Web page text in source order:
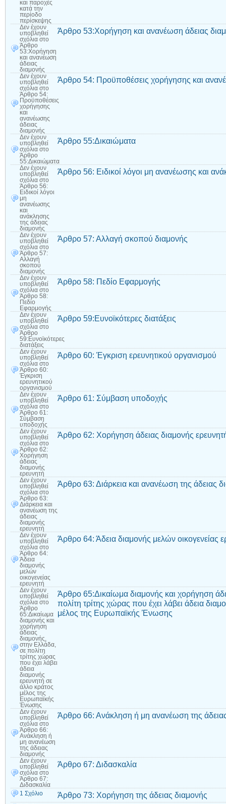
και παροχές
κατά την
περίοδο
περίσκεψης
Δεν έχουν
υποβληθεί
σχόλια στο
Άρθρο
53:Χορήγηση
και ανανέωση
άδειας
διαμονής
Άρθρο 53:Χορήγηση και ανανέωση άδειας
Δεν έχουν
υποβληθεί
σχόλια στο
Άρθρο 54:
Προϋποθέσεις
χορήγησης
και
ανανέωσης
άδειας
διαμονής
Άρθρο 54: Προϋποθέσεις χορήγησης και
Δεν έχουν
υποβληθεί
σχόλια στο
Άρθρο
55:Δικαιώματα
Άρθρο 55:Δικαιώματα
Δεν έχουν
υποβληθεί
σχόλια στο
Άρθρο 56:
Ειδικοί λόγοι
μη
ανανέωσης
και
ανάκλησης
της άδειας
διαμονής
Άρθρο 56: Ειδικοί λόγοι μη ανανέωσης και
Δεν έχουν
υποβληθεί
σχόλια στο
Άρθρο 57:
Αλλαγή
σκοπού
διαμονής
Άρθρο 57: Αλλαγή σκοπού διαμονής
Δεν έχουν
υποβληθεί
σχόλια στο
Άρθρο 58:
Πεδίο
Εφαρμογής
Άρθρο 58: Πεδίο Εφαρμογής
Δεν έχουν
υποβληθεί
σχόλια στο
Άρθρο
59:Ευνοϊκότερες
διατάξεις
Άρθρο 59:Ευνοϊκότερες διατάξεις
Δεν έχουν
υποβληθεί
σχόλια στο
Άρθρο 60:
Έγκριση
ερευνητικού
οργανισμού
Άρθρο 60: Έγκριση ερευνητικού οργανισμού
Δεν έχουν
υποβληθεί
σχόλια στο
Άρθρο 61:
Σύμβαση
υποδοχής
Άρθρο 61: Σύμβαση υποδοχής
Δεν έχουν
υποβληθεί
σχόλια στο
Άρθρο 62:
Χορήγηση
άδειας
διαμονής
ερευνητή
Άρθρο 62: Χορήγηση άδειας διαμονής
Δεν έχουν
υποβληθεί
σχόλια στο
Άρθρο 63:
Διάρκεια και
ανανέωση της
άδειας
διαμονής
ερευνητή
Άρθρο 63: Διάρκεια και ανανέωση της άδειας
Δεν έχουν
υποβληθεί
σχόλια στο
Άρθρο 64:
Άδεια
διαμονής
μελών
οικογενείας
ερευνητή
Άρθρο 64: Άδεια διαμονής μελών οικογενείας
Δεν έχουν
υποβληθεί
σχόλια στο
Άρθρο
65:Δικαίωμα
διαμονής και
χορήγηση
άδειας
διαμονής,
στην Ελλάδα,
σε πολίτη
τρίτης χώρας
που έχει λάβει
άδεια
διαμονής
ερευνητή σε
άλλο κράτος
μέλος της
Ευρωπαϊκής
Ένωσης
Άρθρο 65:Δικαίωμα διαμονής και χορήγηση
πολίτη τρίτης χώρας που έχει λάβει άδεια
μέλος της Ευρωπαϊκής Ένωσης
Δεν έχουν
υποβληθεί
σχόλια στο
Άρθρο 66:
Ανάκληση ή
μη ανανέωση
της άδειας
διαμονής
Άρθρο 66: Ανάκληση ή μη ανανέωση της
Δεν έχουν
υποβληθεί
σχόλια στο
Άρθρο 67:
Διδασκαλία
Άρθρο 67: Διδασκαλία
1 Σχόλιο Άρθρο 73: Χορήγηση της άδειας διαμονής